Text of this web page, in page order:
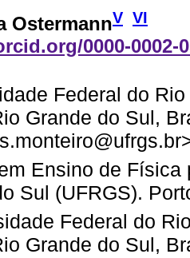
OstermannV VI
0000-0002-
Federal do
Grande do Sul,
Ensino de
Sul (UFRGS).
Federal do
Grande do Sul,